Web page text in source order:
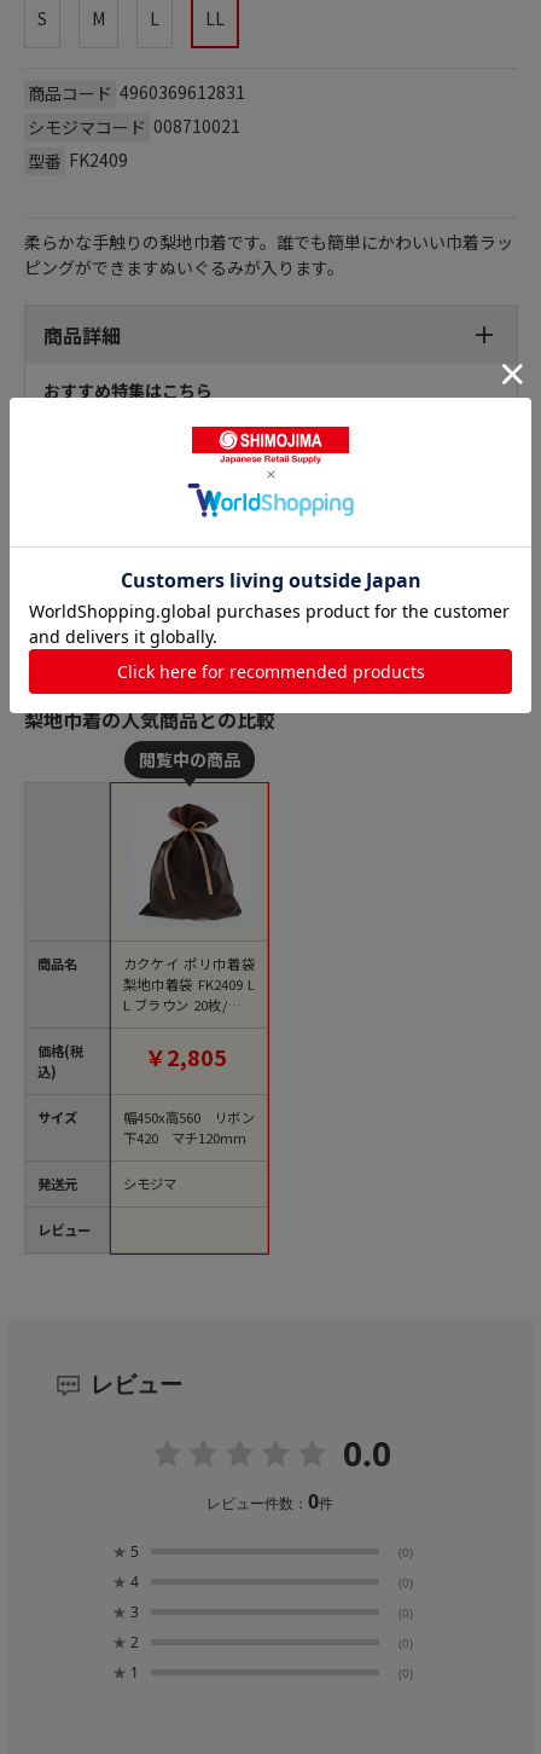
S M L LL
商品コード 4960369612831
シモジマコード 008710021
型番 FK2409
柔らかな手触りの梨地巾着です。誰でも簡単にかわいい巾着ラッ
ピングができますぬいぐるみが入ります。
商品詳細
おすすめ特集はこちら
梨地巾着の人気商品との比較
商品名
価格(税
込)
サイズ
発送元
レビュー
カクケイ ポリ巾着袋
梨地巾着袋 FK2409 L
L ブラウン 20枚/パッ
ク
￥2,805
幅450x高560 リボン
下420 マチ120mm
シモジマ
レビュー
0.0
レビュー件数：0件
★ 5 (0)
★ 4 (0)
★ 3 (0)
★ 2 (0)
★ 1 (0)